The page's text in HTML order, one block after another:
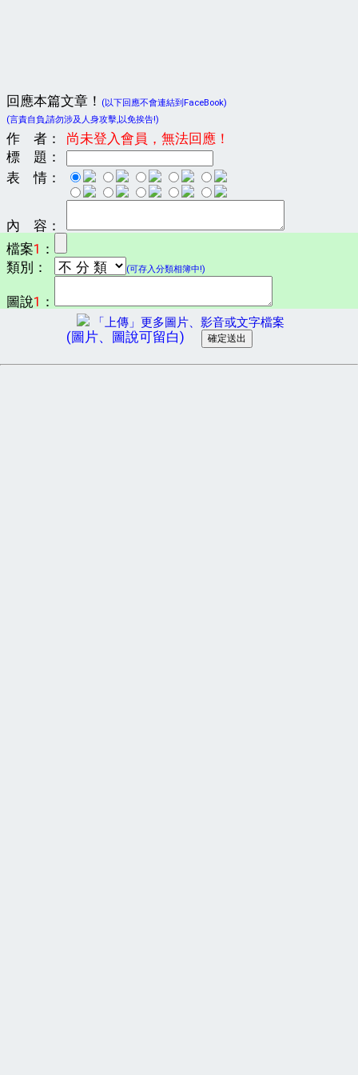
回應本篇文章！
(以下回應不會連結到FaceBook)
(言責自負,請勿涉及人身攻擊,以免挨告!)
作 者：
尚未登入會員，無法回應！
標 題：
表 情：
內 容：
檔案1 ：
類別：
(可存入分類相簿中!)
圖說1 ：
「上傳」更多圖片、影音或文字檔案
(圖片、圖說可留白)